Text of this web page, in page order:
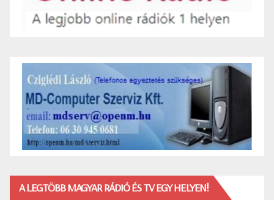
A LEGTÖBB MAGYAR RÁDIÓ ÉS TV EGY HELYEN!